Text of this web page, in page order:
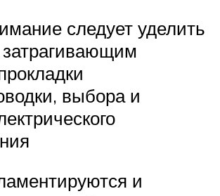
следует уделить
выбора и
и